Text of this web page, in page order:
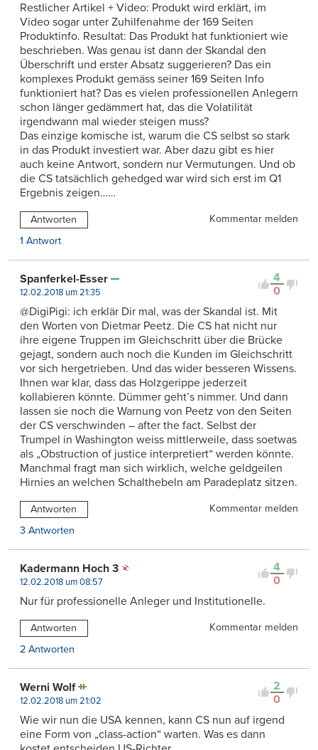
Restlicher Artikel + Video: Produkt wird erklärt, im
Video sogar unter Zuhilfenahme der 169 Seiten
Produktinfo. Resultat: Das Produkt hat funktioniert wie
beschrieben. Was genau ist dann der Skandal den
Überschrift und erster Absatz suggerieren? Das ein
komplexes Produkt gemäss seiner 169 Seiten Info
funktioniert hat? Das es vielen professionellen Anlegern
schon länger gedämmert hat, das die Volatilität
irgendwann mal wieder steigen muss?
Das einzige komische ist, warum die CS selbst so stark
in das Produkt investiert war. Aber dazu gibt es hier
auch keine Antwort, sondern nur Vermutungen. Und ob
die CS tatsächlich gehedged war wird sich erst im Q1
Ergebnis zeigen……
Antworten
Kommentar melden
1 Antwort
4
0
Spanferkel-Esser
12.02.2018 um 21:35
@DigiPigi: ich erklär Dir mal, was der Skandal ist. Mit
den Worten von Dietmar Peetz. Die CS hat nicht nur
ihre eigene Truppen im Gleichschritt über die Brücke
gejagt, sondern auch noch die Kunden im Gleichschritt
vor sich hergetrieben. Und das wider besseren Wissens.
Ihnen war klar, dass das Holzgerippe jederzeit
kollabieren könnte. Dümmer geht’s nimmer. Und dann
lassen sie noch die Warnung von Peetz von den Seiten
der CS verschwinden – after the fact. Selbst der
Trumpel in Washington weiss mittlerweile, dass soetwas
als „Obstruction of justice interpretiert“ werden könnte.
Manchmal fragt man sich wirklich, welche geldgeilen
Hirnies an welchen Schalthebeln am Paradeplatz sitzen.
Antworten
Kommentar melden
3 Antworten
4
0
Kadermann Hoch 3
12.02.2018 um 08:57
Nur für professionelle Anleger und Institutionelle.
Antworten
Kommentar melden
2 Antworten
2
0
Werni Wolf
12.02.2018 um 21:02
Wie wir nun die USA kennen, kann CS nun auf irgend
eine Form von „class-action“ warten. Was es dann